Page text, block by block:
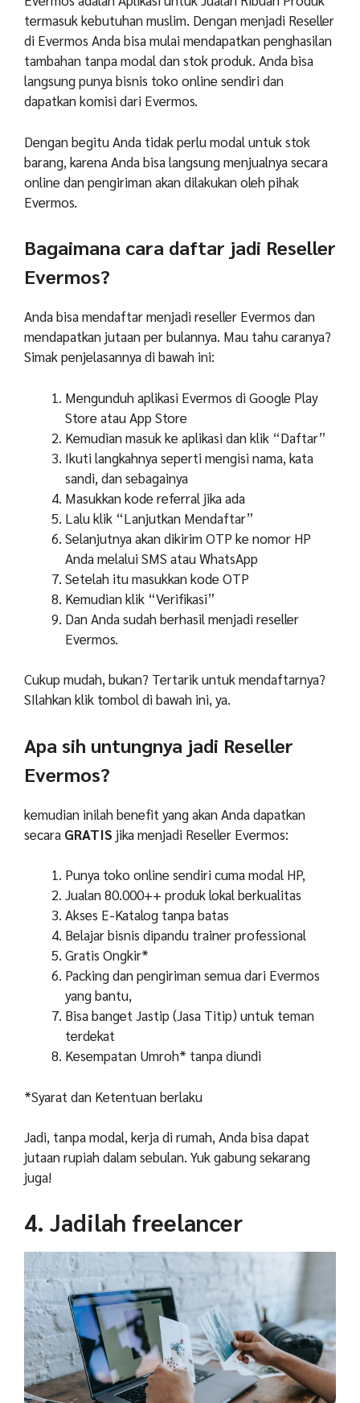
termasuk kebutuhan muslim. Dengan menjadi Reseller
di Evermos Anda bisa mulai mendapatkan penghasilan
tambahan tanpa modal dan stok produk. Anda bisa
langsung punya bisnis toko online sendiri dan
dapatkan komisi dari Evermos.
Dengan begitu Anda tidak perlu modal untuk stok
barang, karena Anda bisa langsung menjualnya secara
online dan pengiriman akan dilakukan oleh pihak
Evermos.
Bagaimana cara daftar jadi Reseller
Evermos?
Anda bisa mendaftar menjadi reseller Evermos dan
mendapatkan jutaan per bulannya. Mau tahu caranya?
Simak penjelasannya di bawah ini:
Mengunduh aplikasi Evermos di Google Play
Store atau App Store
Kemudian masuk ke aplikasi dan klik “Daftar”
Ikuti langkahnya seperti mengisi nama, kata
sandi, dan sebagainya
Masukkan kode referral jika ada
Lalu klik “Lanjutkan Mendaftar”
Selanjutnya akan dikirim OTP ke nomor HP
Anda melalui SMS atau WhatsApp
Setelah itu masukkan kode OTP
Kemudian klik “Verifikasi”
Dan Anda sudah berhasil menjadi reseller
Evermos.
Cukup mudah, bukan? Tertarik untuk mendaftarnya?
SIlahkan klik tombol di bawah ini, ya.
Apa sih untungnya jadi Reseller
Evermos?
kemudian inilah benefit yang akan Anda dapatkan
secara GRATIS jika menjadi Reseller Evermos:
Punya toko online sendiri cuma modal HP,
Jualan 80.000++ produk lokal berkualitas
Akses E-Katalog tanpa batas
Belajar bisnis dipandu trainer professional
Gratis Ongkir*
Packing dan pengiriman semua dari Evermos
yang bantu,
Bisa banget Jastip (Jasa Titip) untuk teman
terdekat
Kesempatan Umroh* tanpa diundi
*Syarat dan Ketentuan berlaku
Jadi, tanpa modal, kerja di rumah, Anda bisa dapat
jutaan rupiah dalam sebulan. Yuk gabung sekarang
juga!
4. Jadilah freelancer